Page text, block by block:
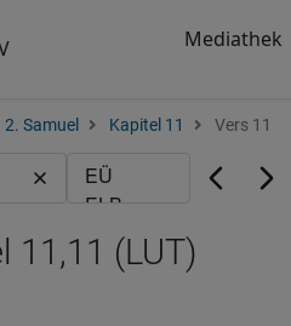
Mediathek
2. Samuel Kapitel 11 Vers 11
11,11 (LUT)